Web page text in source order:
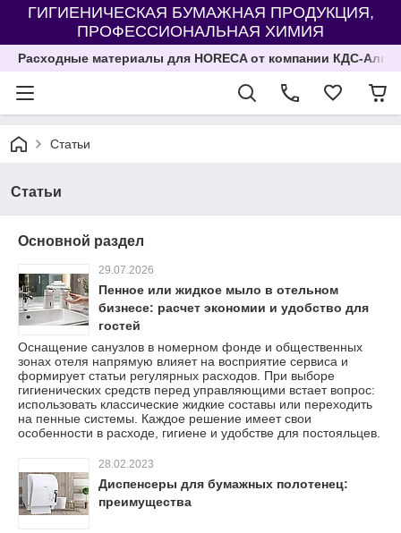
ГИГИЕНИЧЕСКАЯ БУМАЖНАЯ ПРОДУКЦИЯ,
ПРОФЕССИОНАЛЬНАЯ ХИМИЯ
Расходные материалы для HORECA от компании КДС-
Статьи
Статьи
Основной раздел
29.07.2026
Пенное или жидкое мыло в отельном
бизнесе: расчет экономии и удобство для
гостей
Оснащение санузлов в номерном фонде и общественных
зонах отеля напрямую влияет на восприятие сервиса и
формирует статьи регулярных расходов. При выборе
гигиенических средств перед управляющими встает вопрос:
использовать классические жидкие составы или переходить
на пенные системы. Каждое решение имеет свои
особенности в расходе, гигиене и удобстве для постояльцев.
28.02.2023
Диспенсеры для бумажных полотенец:
преимущества